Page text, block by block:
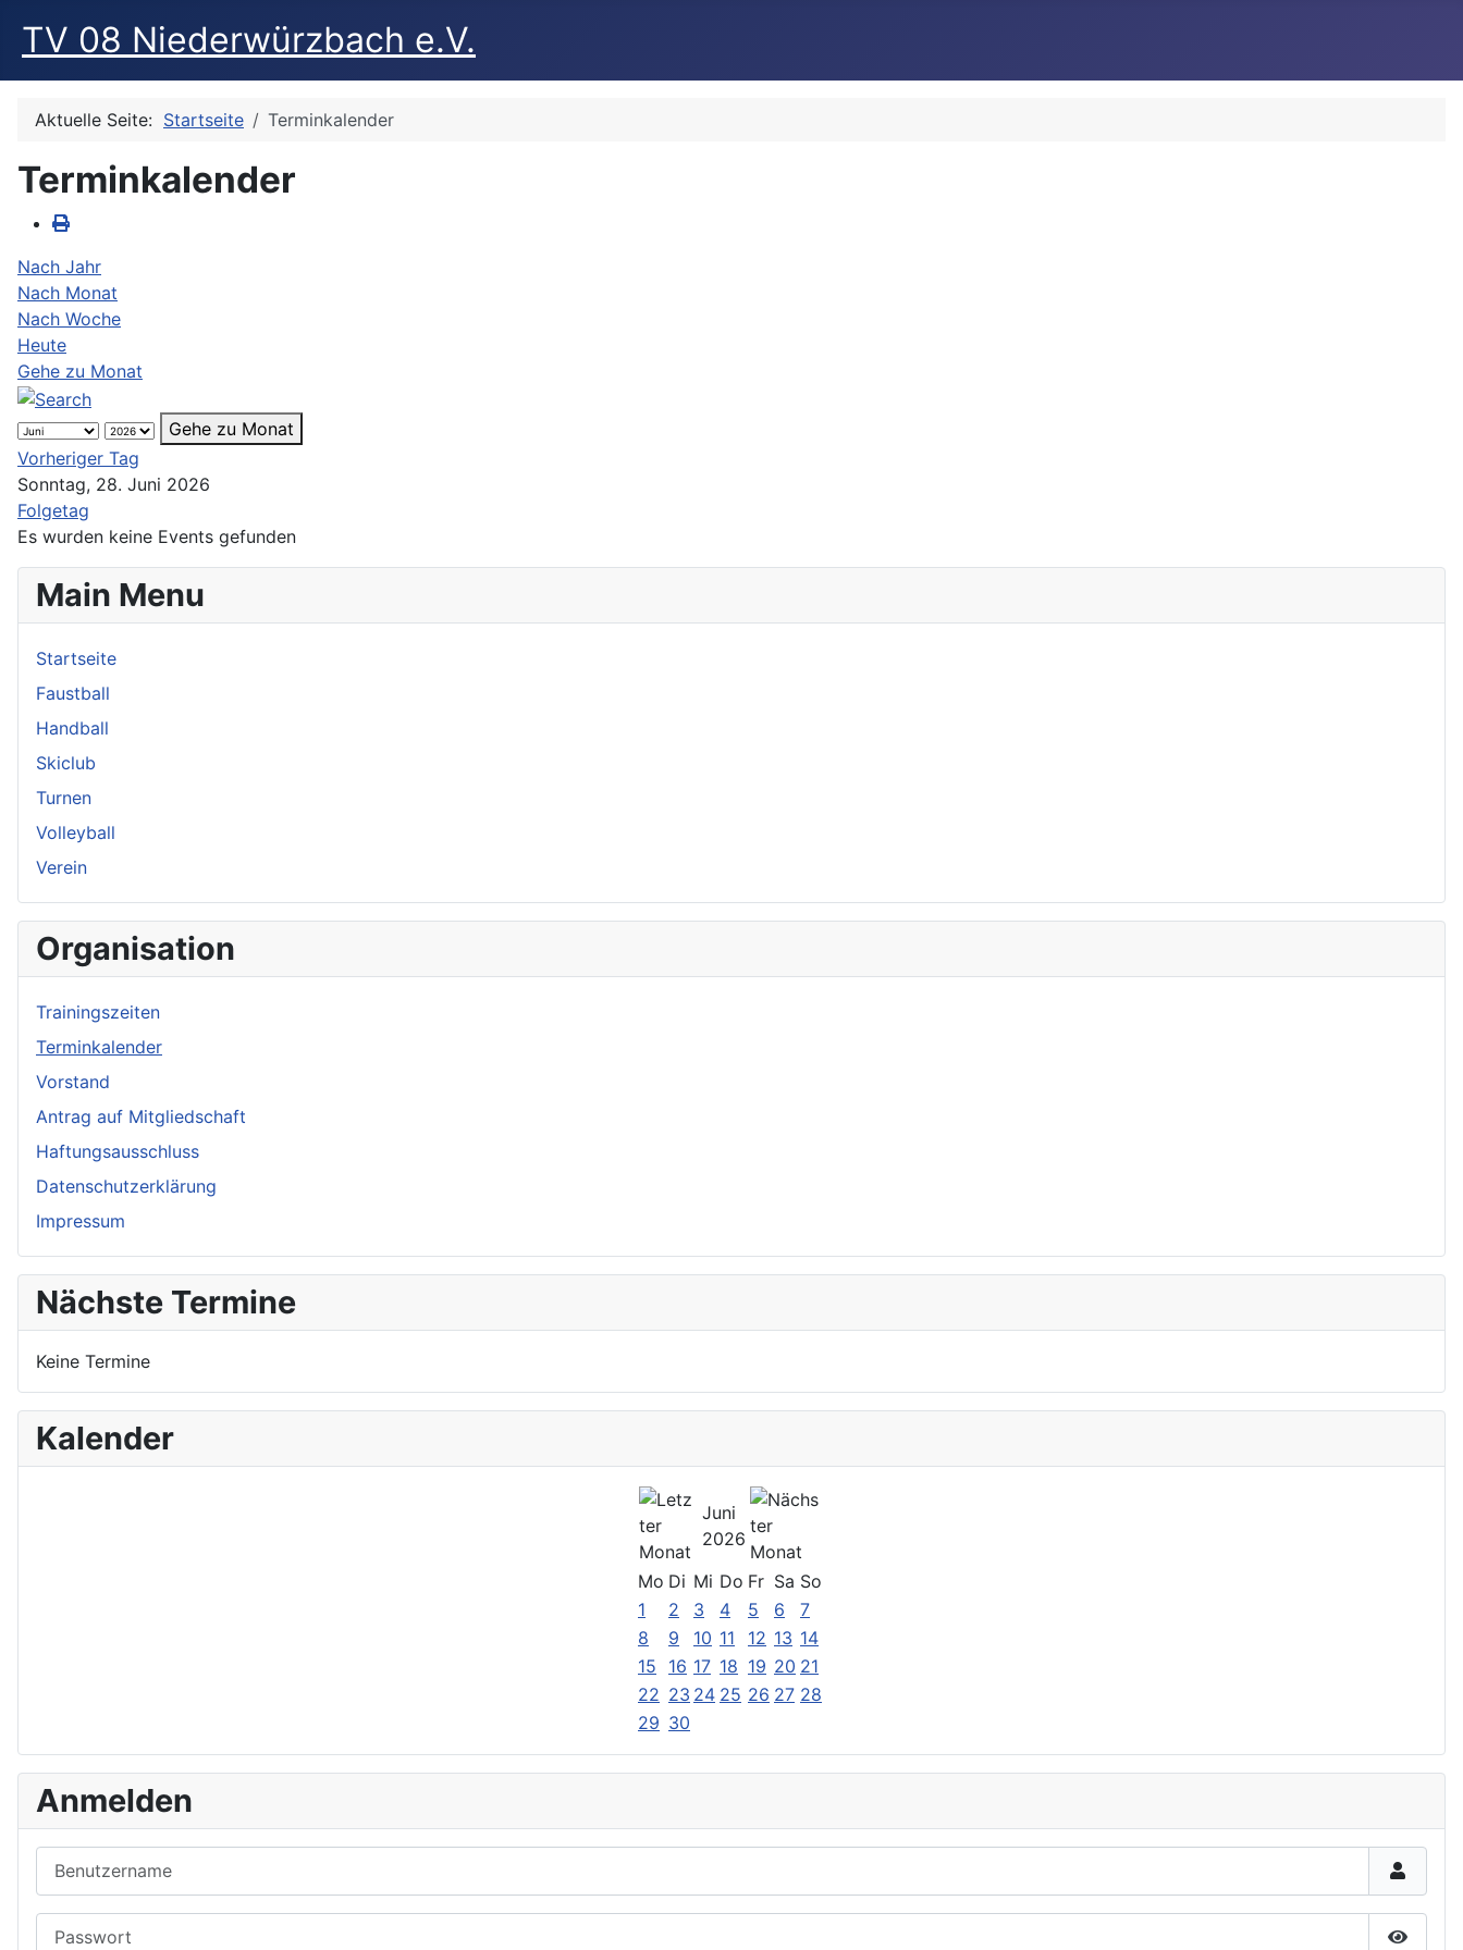
TV 08 Niederwürzbach e.V.
Aktuelle Seite: Startseite Terminkalender
Terminkalender
Nach Jahr
Nach Monat
Nach Woche
Heute
Gehe zu Monat
Gehe zu Monat
Vorheriger Tag
Sonntag, 28. Juni 2026
Folgetag
Es wurden keine Events gefunden
Main Menu
Startseite
Faustball
Handball
Skiclub
Turnen
Volleyball
Verein
Organisation
Trainingszeiten
Terminkalender
Vorstand
Antrag auf Mitgliedschaft
Haftungsausschluss
Datenschutzerklärung
Impressum
Nächste Termine
Keine Termine
Kalender
Juni
2026
Mo Di Mi Do Fr Sa So
1
2 3 4 5 6
7
8
9 10 11 12 13 14
15
16 17 18 19 20 21
22 23 24 25 26 27 28
29 30
Anmelden